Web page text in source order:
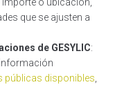
que se ajusten a
de GESYLIC:
públicas disponibles